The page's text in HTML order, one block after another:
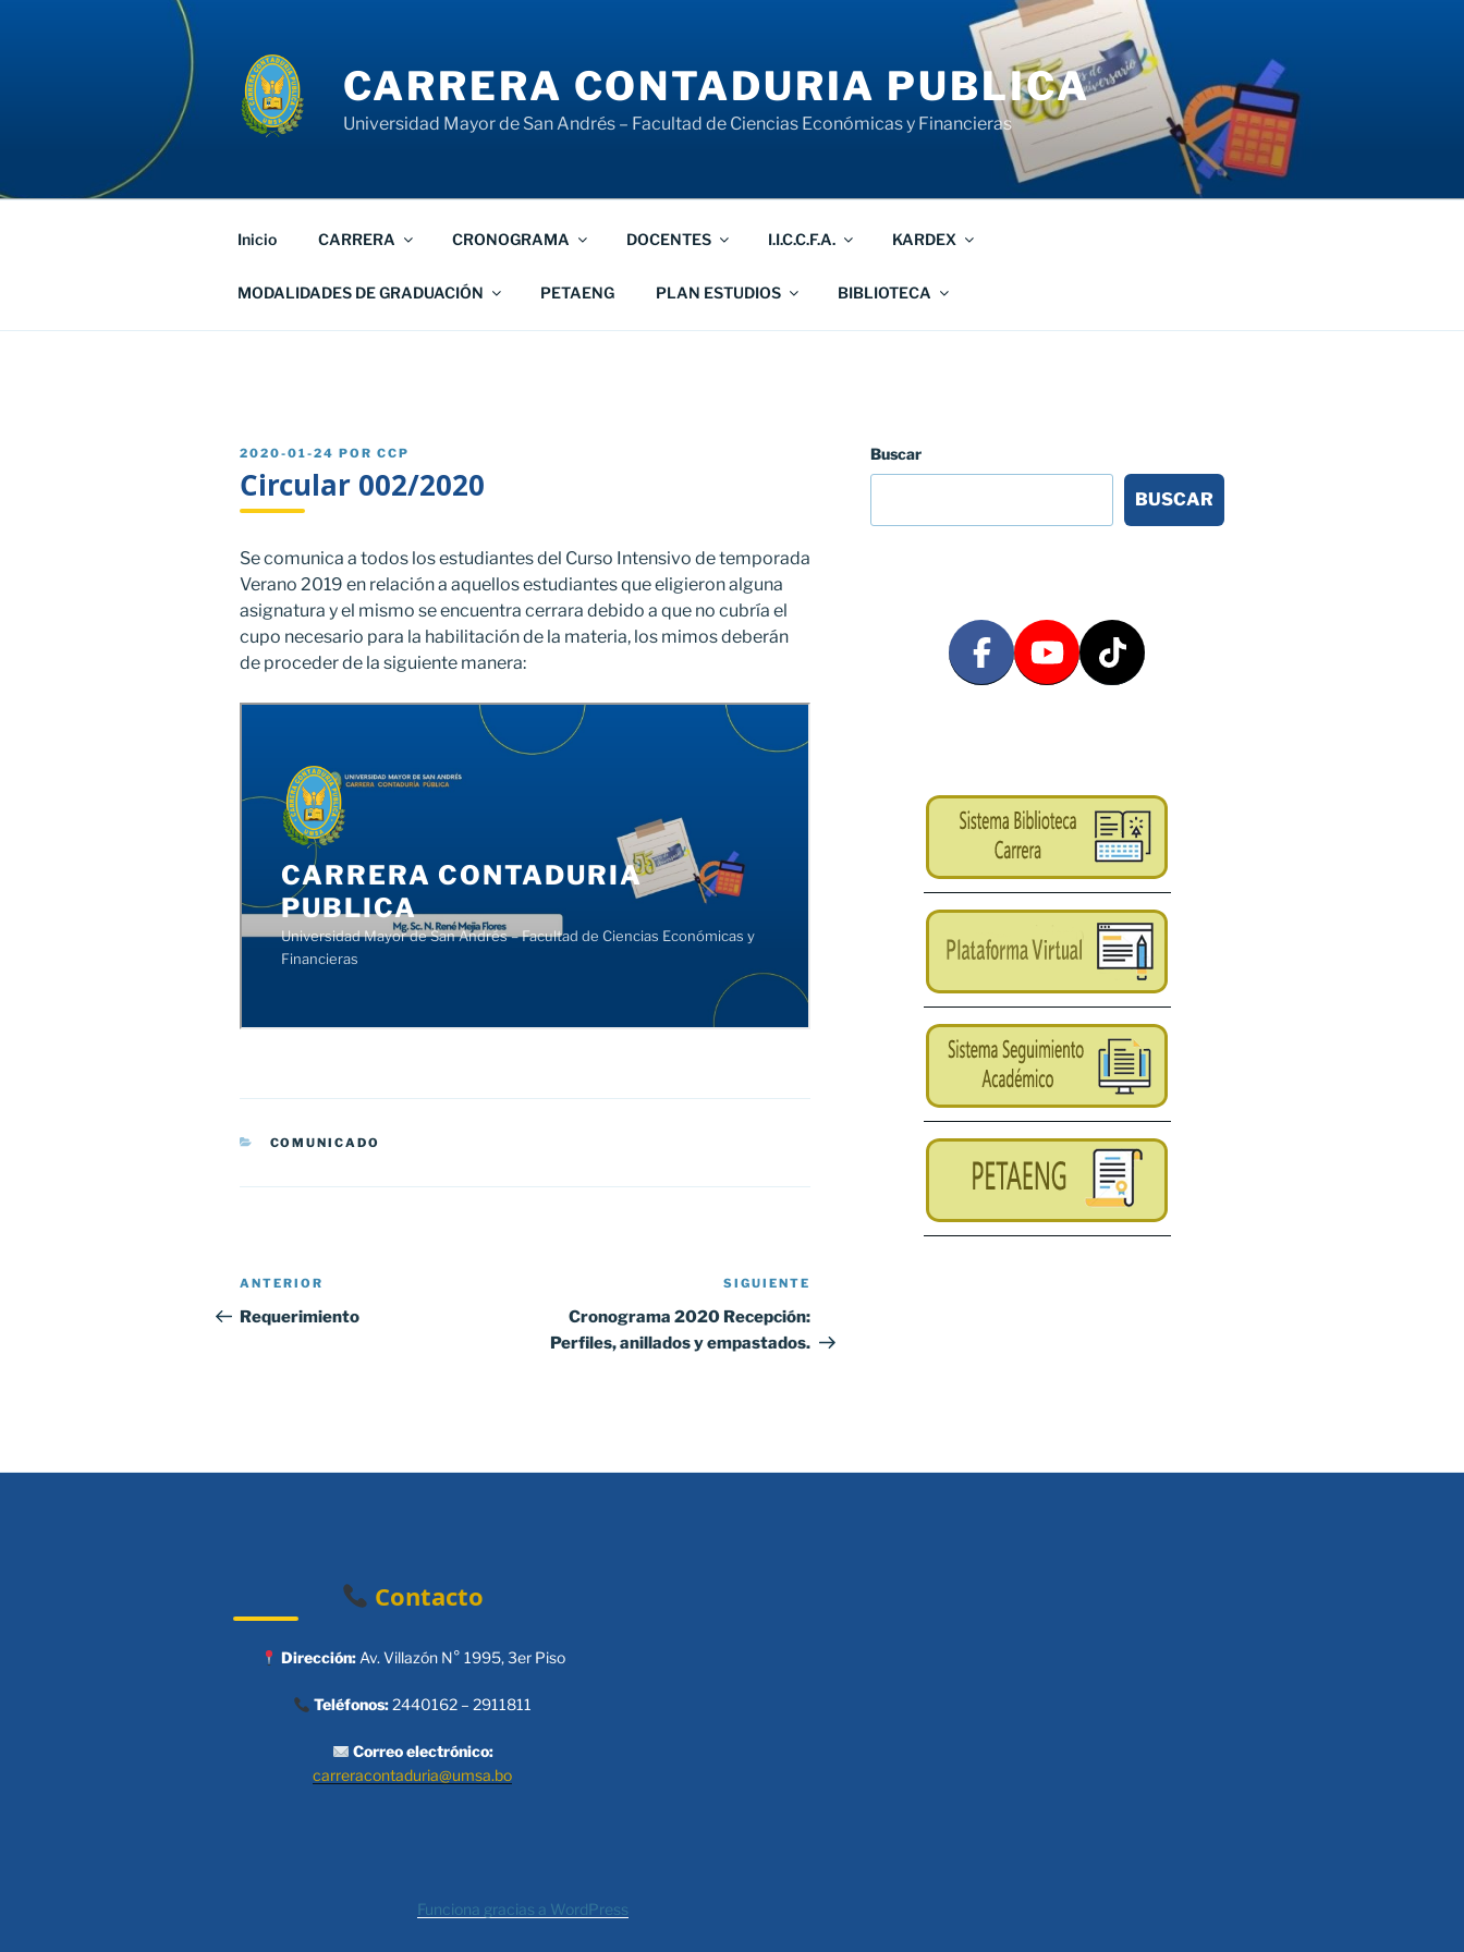
CARRERA CONTADURIA PUBLICA
Universidad Mayor de San Andrés – Facultad de Ciencias Económicas y Financieras
Inicio CARRERA CRONOGRAMA DOCENTES I.I.C.C.F.A. KARDEX
MODALIDADES DE GRADUACIÓN PETAENG PLAN ESTUDIOS BIBLIOTECA
PUBLICADO
2020-01-24 POR CCP
Circular 002/2020
Se comunica a todos los estudiantes del Curso Intensivo de temporada
Verano 2019 en relación a aquellos estudiantes que eligieron alguna
asignatura y el mismo se encuentra cerrara debido a que no cubría el
cupo necesario para la habilitación de la materia, los mimos deberán
de proceder de la siguiente manera:
CATEGORÍAS
COMUNICADO
Navegación
de
Entrada
anterior:
ANTERIOR
Requerimiento
entrada
SIGUIENTE
Cronograma 2020 Recepción:
Perfiles, anillados y empastados.
Buscar
BUSCAR
Contacto
Dirección:Av. Villazón N° 1995, 3er Piso
Teléfonos:2440162 – 2911811
Correo electrónico:
carreracontaduria@umsa.bo
Funciona gracias a WordPress